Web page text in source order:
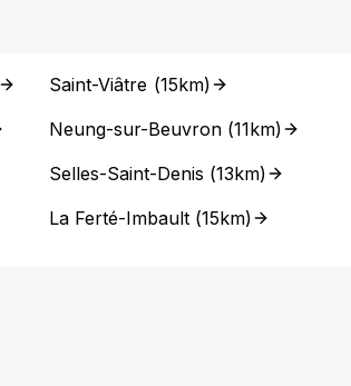
Saint-Viâtre (15km)
Neung-sur-Beuvron (11km)
Selles-Saint-Denis (13km)
La Ferté-Imbault (15km)